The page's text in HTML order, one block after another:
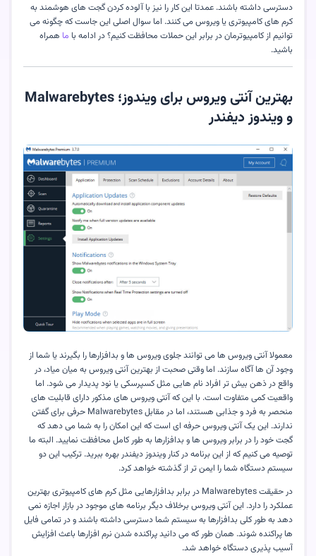
دسترسی داشته باشند. عمدتا این کار را نیز با آلوده کردن گجت های هوشمند به
کرم های کامپیوتری یا ویروس می کنند. اما سوال اصلی این جاست که چگونه می
توانیم از کامپیوترمان در برابر این حملات محافظت کنیم؟ در ادامه با ما همراه
باشید.
بهترین آنتی ویروس برای ویندوز؛ Malwarebytes
و ویندوز دیفندر
معمولا آنتی ویروس ها می توانند جلوی ویروس ها و بدافزارها را بگیرند یا شما از
وجود آن ها آگاه سازند. اما وقتی صحبت از بهترین آنتی ویروس به میان میاد، در
واقع در ذهن بیش تر افراد نام هایی مثل کسپرسکی یا نود پدیدار می شود. اما
واقعیت کمی متفاوت است. با این که آنتی ویروس های مذکور دارای قابلیت های
منحصر به فرد و جذابی هستند، اما در مقابل Malwarebytes حرفی برای گفتن
ندارند. این یک آنتی ویروس حرفه ای است که این امکان را به شما می دهد که
گجت خود را در برابر ویروس ها و بدافزارها به طور کامل محافظت نمایید. البته ما
توصیه می کنیم که از این برنامه در کنار ویندوز دیفندر بهره ببرید. ترکیب این دو
سیستم دستگاه شما را ایمن تر از گذشته خواهد کرد.
در حقیقت Malwarebytes در برابر بدافزارهایی مثل کرم های کامپیوتری بهترین
عملکرد را دارد. این آنتی ویروس برخلاف دیگر برنامه های موجود در بازار اجازه نمی
دهد به طور کلی بدافزارها به سیستم شما دسترسی داشته باشند و در تمامی فایل
ها پراکنده شوند. همان طور که می دانید پراکنده شدن نرم افزارها باعث افزایش
آسیب پذیری دستگاه خواهد شد.